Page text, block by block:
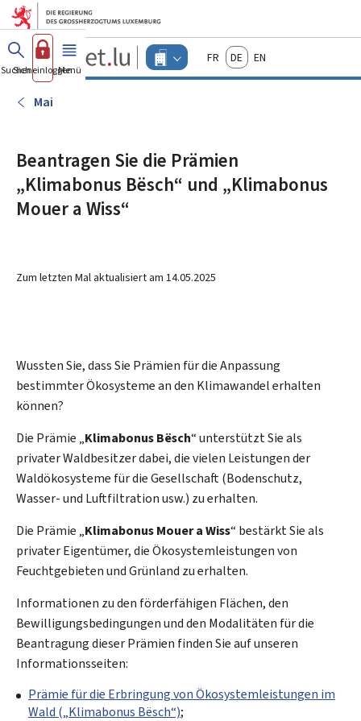
Zum Hauptmenü
Zum Inhalt
Guichet.lu
Changer
d'espace
FrançaisDeutschEnglish
Suchen
Sich einloggen
Menü Haupt-
Mai
Beantragen Sie die Prämien
„Klimabonus Bësch“ und „Klimabonus
Mouer a Wiss“
Zum letzten Mal aktualisiert am 14.05.2025
Wussten Sie, dass Sie Prämien für die Anpassung
bestimmter Ökosysteme an den Klimawandel erhalten
können?
Die Prämie „Klimabonus Bësch“ unterstützt Sie als
privater Waldbesitzer dabei, die vielen Leistungen der
Waldökosysteme für die Gesellschaft (Bodenschutz,
Wasser- und Luftfiltration usw.) zu erhalten.
Die Prämie „Klimabonus Mouer a Wiss“ bestärkt Sie als
privater Eigentümer, die Ökosystemleistungen von
Feuchtgebieten und Grünland zu erhalten.
Informationen zu den förderfähigen Flächen, den
Bewilligungsbedingungen und den Modalitäten für die
Beantragung dieser Prämien finden Sie auf unseren
Informationsseiten:
Prämie für die Erbringung von Ökosystemleistungen im
Wald („Klimabonus Bësch“);